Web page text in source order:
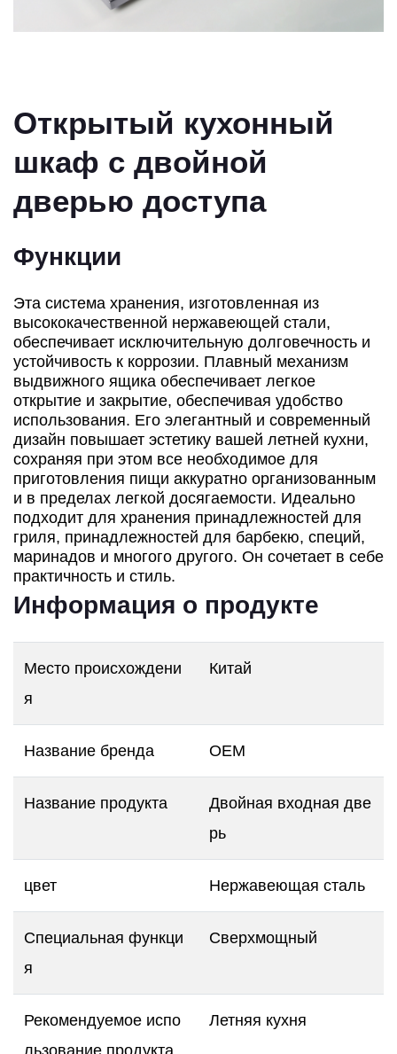
Открытый кухонный
шкаф с двойной
дверью доступа
Функции
Эта система хранения, изготовленная из
высококачественной нержавеющей стали,
обеспечивает исключительную долговечность и
устойчивость к коррозии. Плавный механизм
выдвижного ящика обеспечивает легкое
открытие и закрытие, обеспечивая удобство
использования. Его элегантный и современный
дизайн повышает эстетику вашей летней кухни,
сохраняя при этом все необходимое для
приготовления пищи аккуратно организованным
и в пределах легкой досягаемости. Идеально
подходит для хранения принадлежностей для
гриля, принадлежностей для барбекю, специй,
маринадов и многого другого. Он сочетает в себе
практичность и стиль.
Информация о продукте
Место происхождени
я
Китай
Название бренда OEM
Название продукта
Двойная входная две
рь
цвет Нержавеющая сталь
Специальная функци
я
Сверхмощный
Рекомендуемое испо
льзование продукта
Летняя кухня